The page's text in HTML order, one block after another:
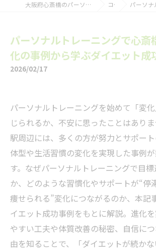
大阪府心斎橋のパーソナルトレーニングならパーソナルジム心斎橋 コラム パーソナルトレーニング
パーソナルトレーニングで心斎
化の事例から学ぶダイエット成
2026/02/17
パーソナルトレーニングを始めて「変
じられるか、不安に思ったことはあり
駅周辺には、多くの方が努力とサポー
体型や生活習慣の変化を実現した事例
す。なぜパーソナルトレーニングで目
か、どのような習慣化やサポートが“停
痩せられる”変化につながるのか、本記
イエット成功事例をもとに解説。進化
やすい工夫や体質改善の秘密、自信に
由を知ることで、「ダイエットが続か